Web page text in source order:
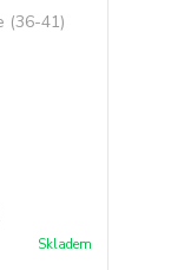
Skladem